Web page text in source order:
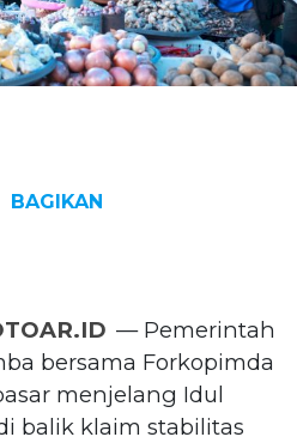
BAGIKAN
— Pemerintah
bersama Forkopimda
menjelang Idul
balik klaim stabilitas